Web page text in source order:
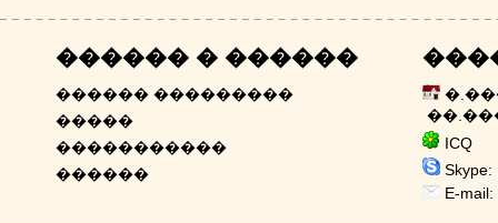
������ � ������
������ ���������
�����
�����������
������
ICQ
E-